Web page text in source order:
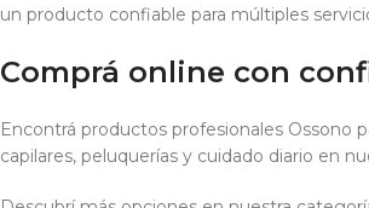
un producto confiable para múltiples
Comprá online con
Encontrá productos profesionales Ossono
capilares, peluquerías y cuidado diario en